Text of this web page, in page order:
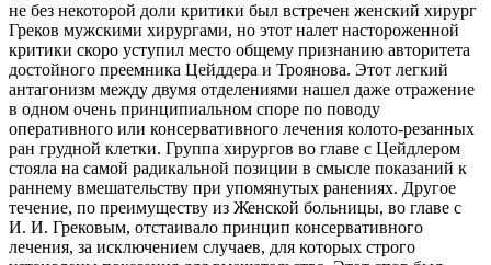
не без некоторой доли критики был встречен женский хирург
Греков мужскими хирургами, но этот налет настороженной
критики скоро уступил место общему признанию авторитета
достойного преемника Цейддера и Троянова. Этот легкий
антагонизм между двумя отделениями нашел даже отражение
в одном очень принципиальном споре по поводу
оперативного или консервативного лечения колото-резанных
ран грудной клетки. Группа хирургов во главе с Цейдлером
стояла на самой радикальной позиции в смысле показаний к
раннему вмешательству при упомянутых ранениях. Другое
течение, по преимуществу из Женской больницы, во главе с
И. И. Грековым, отстаивало принцип консервативного
лечения, за исключением случаев, для которых строго